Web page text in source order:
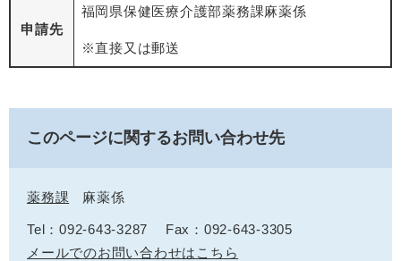
申請先
福岡県保健医療介護部薬務課麻薬係
※直接又は郵送
このページに関するお問い合わせ先
薬務課 麻薬係
Tel：092-643-3287
Fax：092-643-3305
メールでのお問い合わせはこちら